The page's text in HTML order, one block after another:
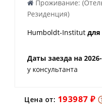
Проживание:
Резиденция)
Humboldt-Institut для
Даты заезда на
у консультанта
Цена от: 193987 ₽